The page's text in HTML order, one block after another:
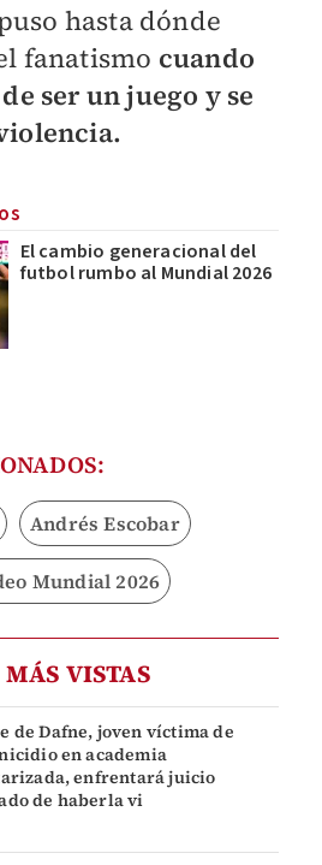
hasta dónde
fanatismo cuando
ser un juego y se
El cambio generacional del
futbol rumbo al Mundial 2026
Andrés Escobar
Mundial 2026
VISTAS
de Dafne, joven víctima de
en academia
enfrentará juicio
de haberla vi